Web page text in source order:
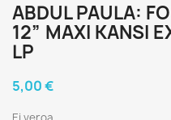
ABDUL PAULA:
12” MAXI KANSI
LP
5,00 €